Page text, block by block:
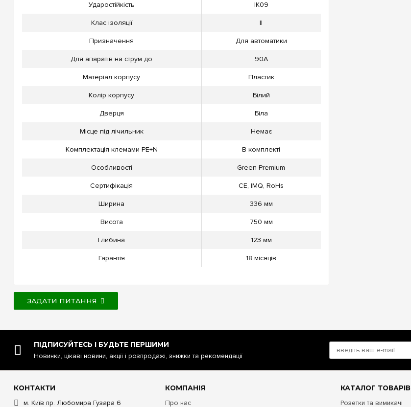
Ударостійкість IK09
Клас ізоляції II
Призначення Для автоматики
Для апаратів на струм до 90А
Матеріал корпусу Пластик
Колір корпусу Білий
Дверця Біла
Місце під лічильник Немає
Комплектація клемами PE+N В комплекті
Особливості Green Premium
Сертифікація CE, IMQ, RoHs
Ширина 336 мм
Висота 750 мм
Глибина 123 мм
Гарантія 18 місяців
ЗАДАТИ ПИТАННЯ
ПІДПИСУЙТЕСЬ І БУДЬТЕ ПЕРШИМИ
Новинки, цікаві новини, акції і розпродажі, знижки та рекомендації
КОНТАКТИ
м. Київ пр. Любомира Гузара 6
КОМПАНІЯ
Про нас
КАТАЛОГ ТОВАРІВ
Розетки та вимикачі